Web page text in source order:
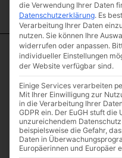
Start/Natursteinmöbel/
klassik Quader Stein Bank 50
die Verwendung Ihrer Daten
Datenschutzerklärung. Es
Verarbeitung Ihrer Daten
nutzen. Sie können Ihre
widerrufen oder anpassen.
individueller Einstellungen
der Website verfügbar sind.
Einige Services verarbeiten
Mit Ihrer Einwilligung zur
in die Verarbeitung Ihrer
GDPR ein. Der EuGH stuft die
unzureichendem
beispielsweise die Gefahr,
Daten in
Europäerinnen und Europäer